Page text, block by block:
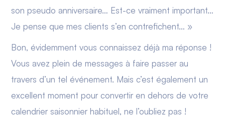
son pseudo anniversaire… Est-ce vraiment important…
Je pense que mes clients s’en contrefichent… »
Bon, évidemment vous connaissez déjà ma réponse !
Vous avez plein de messages à faire passer au
travers d’un tel événement. Mais c’est également un
excellent moment pour convertir en dehors de votre
calendrier saisonnier habituel, ne l’oubliez pas !